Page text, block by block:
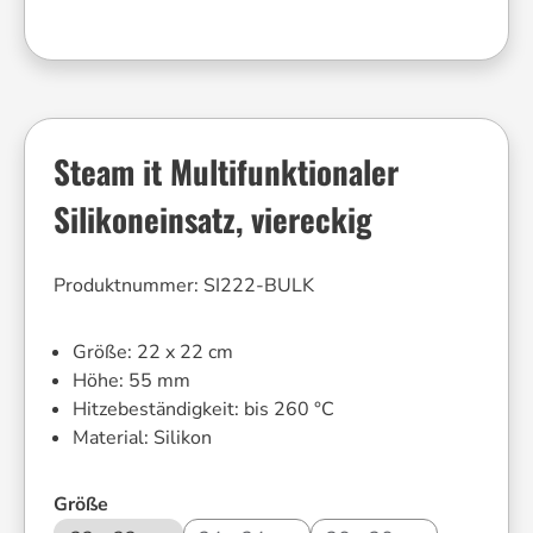
Steam it Multifunktionaler
Silikoneinsatz, viereckig
Produktnummer: SI222-BULK
Größe: 22 x 22 cm
Höhe: 55 mm
Hitzebeständigkeit: bis 260 °C
Material: Silikon
Größe